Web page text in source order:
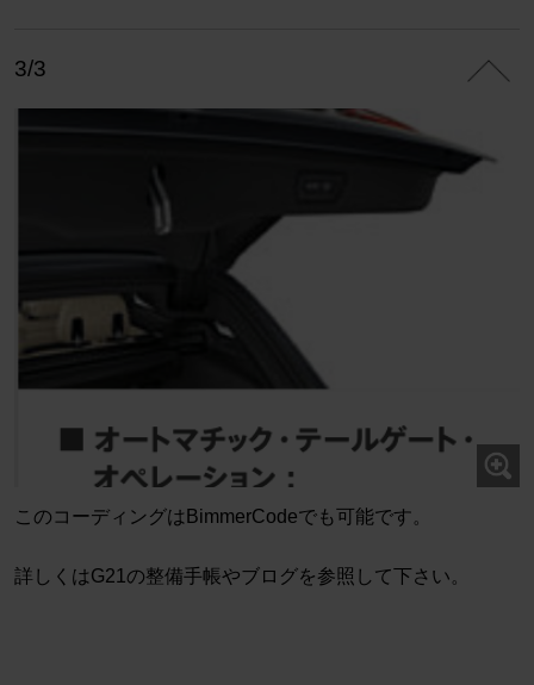
3/3
このコーディングはBimmerCodeでも可能です。
詳しくはG21の整備手帳やブログを参照して下さい。